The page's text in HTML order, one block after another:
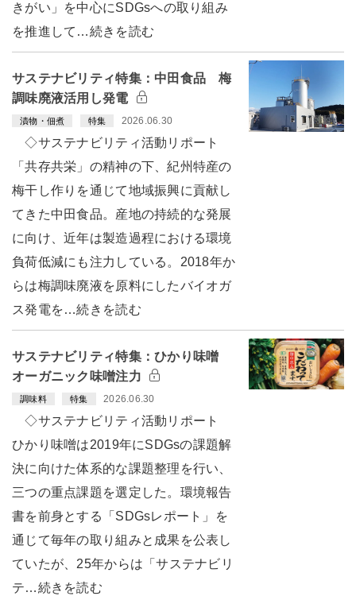
きがい」を中心にSDGsへの取り組み
を推進して…続きを読む
サステナビリティ特集：中田食品 梅
調味廃液活用し発電
漬物・佃煮 特集 2026.06.30
◇サステナビリティ活動リポート
「共存共栄」の精神の下、紀州特産の
梅干し作りを通じて地域振興に貢献し
てきた中田食品。産地の持続的な発展
に向け、近年は製造過程における環境
負荷低減にも注力している。2018年か
らは梅調味廃液を原料にしたバイオガ
ス発電を…続きを読む
サステナビリティ特集：ひかり味噌
オーガニック味噌注力
調味料 特集 2026.06.30
◇サステナビリティ活動リポート
ひかり味噌は2019年にSDGsの課題解
決に向けた体系的な課題整理を行い、
三つの重点課題を選定した。環境報告
書を前身とする「SDGsレポート」を
通じて毎年の取り組みと成果を公表し
ていたが、25年からは「サステナビリ
テ…続きを読む